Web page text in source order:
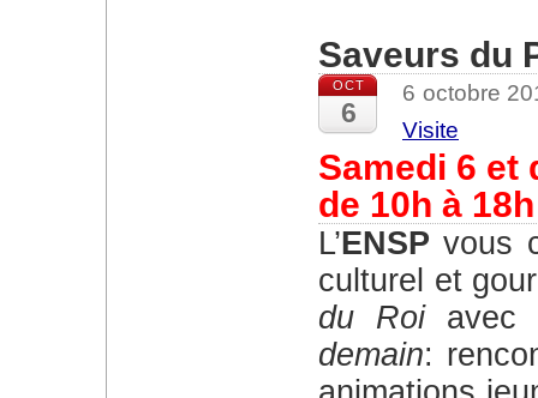
Saveurs du
OCT
6
6 octobre
Visite
Samedi 6 et
de 10h à 18h
L’ENSP vous
culturel et
du Roiavec
demain: